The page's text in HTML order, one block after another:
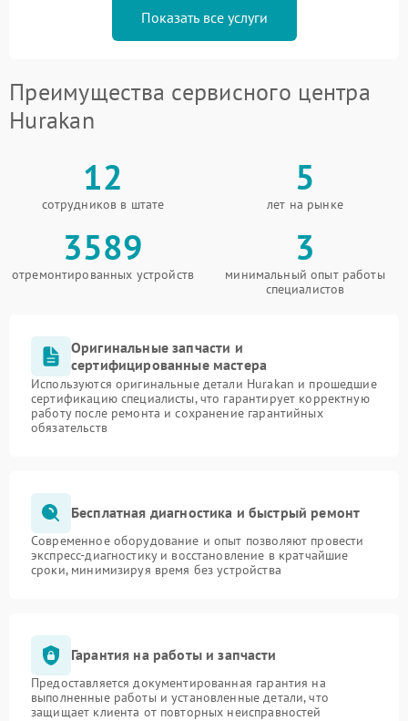
Показать все услуги
Преимущества сервисного центра
Hurakan
12
сотрудников в штате
5
лет на рынке
3589
отремонтированных устройств
3
минимальный опыт работы
специалистов
Оригинальные запчасти и
сертифицированные мастера
Используются оригинальные детали Hurakan и прошедшие
сертификацию специалисты, что гарантирует корректную
работу после ремонта и сохранение гарантийных
обязательств
Бесплатная диагностика и быстрый ремонт
Современное оборудование и опыт позволяют провести
экспресс-диагностику и восстановление в кратчайшие
сроки, минимизируя время без устройства
Гарантия на работы и запчасти
Предоставляется документированная гарантия на
выполненные работы и установленные детали, что
защищает клиента от повторных неисправностей